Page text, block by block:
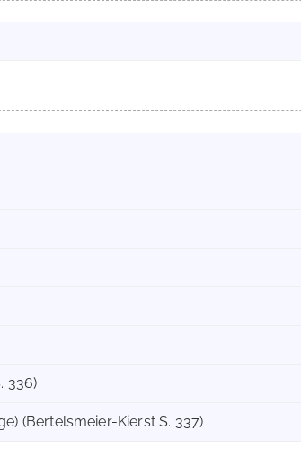
336)
(Bertelsmeier-Kierst S. 337)